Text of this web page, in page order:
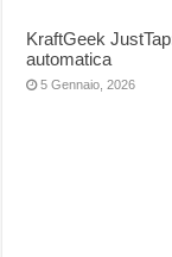
KraftGeek
automatica
5 Gennaio, 2026